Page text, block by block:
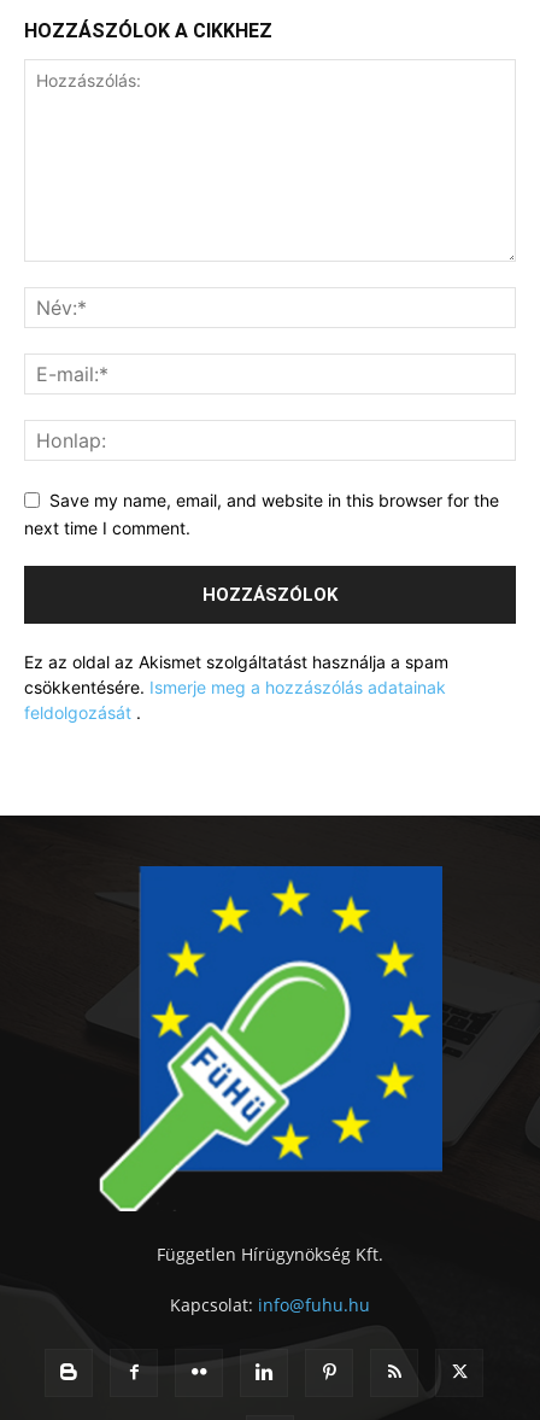
HOZZÁSZÓLOK A CIKKHEZ
Save my name, email, and website in this browser for the
next time I comment.
Ez az oldal az Akismet szolgáltatást használja a spam
csökkentésére. Ismerje meg a hozzászólás adatainak
feldolgozását .
Független Hírügynökség Kft.
Kapcsolat: info@fuhu.hu